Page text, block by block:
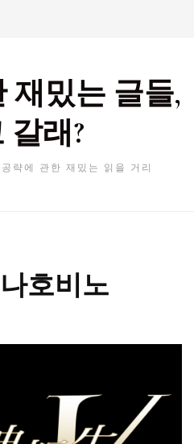
재밌는 글들,
갈래?
략에 관한 재밌는 읽을 거리
나호비노